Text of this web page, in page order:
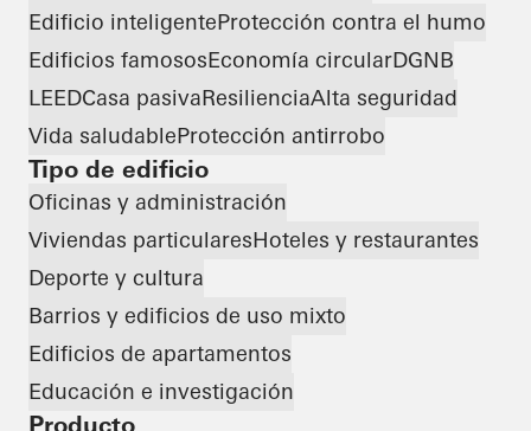
Edificio inteligenteProtección contra el humo
Edificios famososEconomía circularDGNB
LEEDCasa pasivaResilienciaAlta seguridad
Vida saludableProtección antirrobo
Tipo de edificio
Oficinas y administración
Viviendas particularesHoteles y restaurantes
Deporte y cultura
Barrios y edificios de uso mixto
Edificios de apartamentos
Educación e investigación
Producto